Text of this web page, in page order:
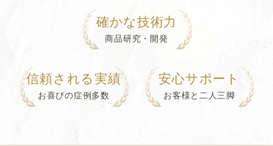
確かな技術力
商品研究・開発
信頼される実績
お喜びの症例多数
安心サポート
お客様と二人三脚